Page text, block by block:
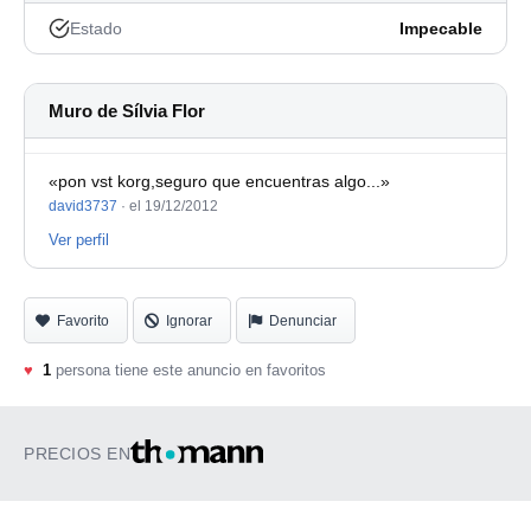
Estado Impecable
Muro de Sílvia Flor
«pon vst korg,seguro que encuentras algo...»
david3737 · el 19/12/2012
Ver perfil
Favorito Ignorar Denunciar
♥ 1 persona tiene este anuncio en favoritos
PRECIOS EN